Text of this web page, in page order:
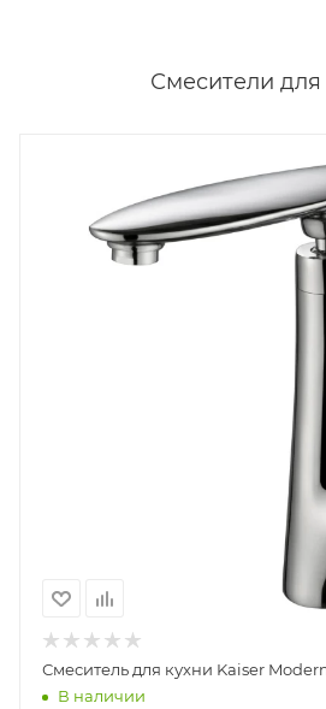
Смесители для
Смеситель для кухни Kaiser
В наличии